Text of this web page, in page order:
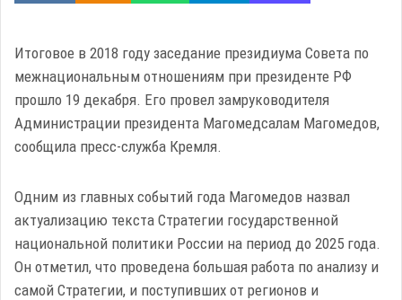
Итоговое в 2018 году заседание президиума Совета по
межнациональным отношениям при президенте РФ
прошло 19 декабря. Его провел замруководителя
Администрации президента Магомедсалам Магомедов,
сообщила пресс-служба Кремля.
Одним из главных событий года Магомедов назвал
актуализацию текста Стратегии государственной
национальной политики России на период до 2025 года.
Он отметил, что проведена большая работа по анализу и
самой Стратегии, и поступивших от регионов и